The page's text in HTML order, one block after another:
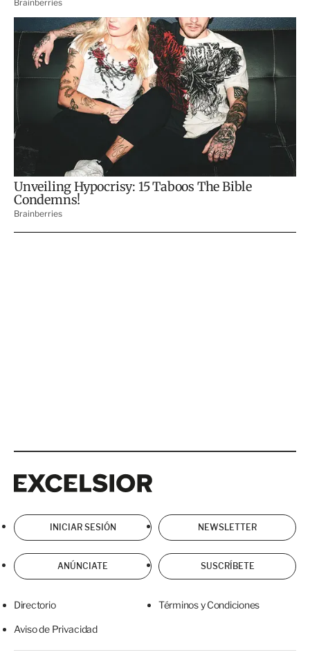
INICIAR SESIÓN NEWSLETTER
ANÚNCIATE SUSCRÍBETE
Directorio Términos y Condiciones
Aviso de Privacidad